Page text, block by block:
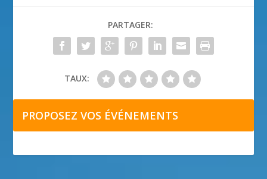
PARTAGER:
TAUX:
PROPOSEZ VOS ÉVÉNEMENTS